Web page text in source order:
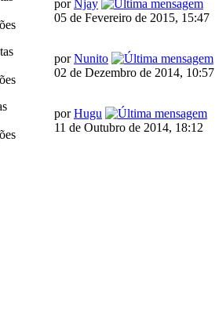
porNjay
05 de Fevereiro de 2015, 15:47
porNunito
02 de Dezembro de 2014, 10:57
porHugu
11 de Outubro de 2014, 18:12